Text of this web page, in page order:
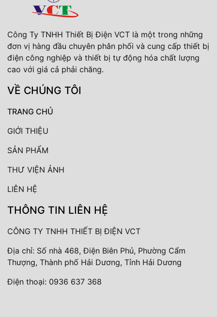
Công Ty TNHH Thiết Bị Điện VCT là một trong những
đơn vị hàng đầu chuyên phân phối và cung cấp thiết bị
điện công nghiệp và thiết bị tự động hóa chất lượng
cao với giá cả phải chăng.
VỀ CHÚNG TÔI
TRANG CHỦ
GIỚI THIỆU
SẢN PHẨM
THƯ VIỆN ẢNH
LIÊN HỆ
THÔNG TIN LIÊN HỆ
CÔNG TY TNHH THIẾT BỊ ĐIỆN VCT
Địa chỉ: Số nhà 468, Điện Biên Phủ, Phường Cẩm
Thượng, Thành phố Hải Dương, Tỉnh Hải Dương
Điện thoại: 0936 637 368